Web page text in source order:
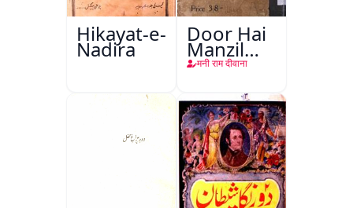
Hikayat-e-
Nadira
Door Hai
Manzil
Teri
मनी राम दीवाना